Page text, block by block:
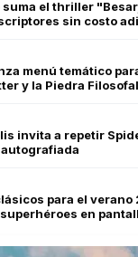
suma el thriller
sin costo
menú temático
y la Piedra Filosofal
invita a repetir
para el verano
en